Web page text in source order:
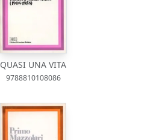
QUASI UNA VITA
9788810108086